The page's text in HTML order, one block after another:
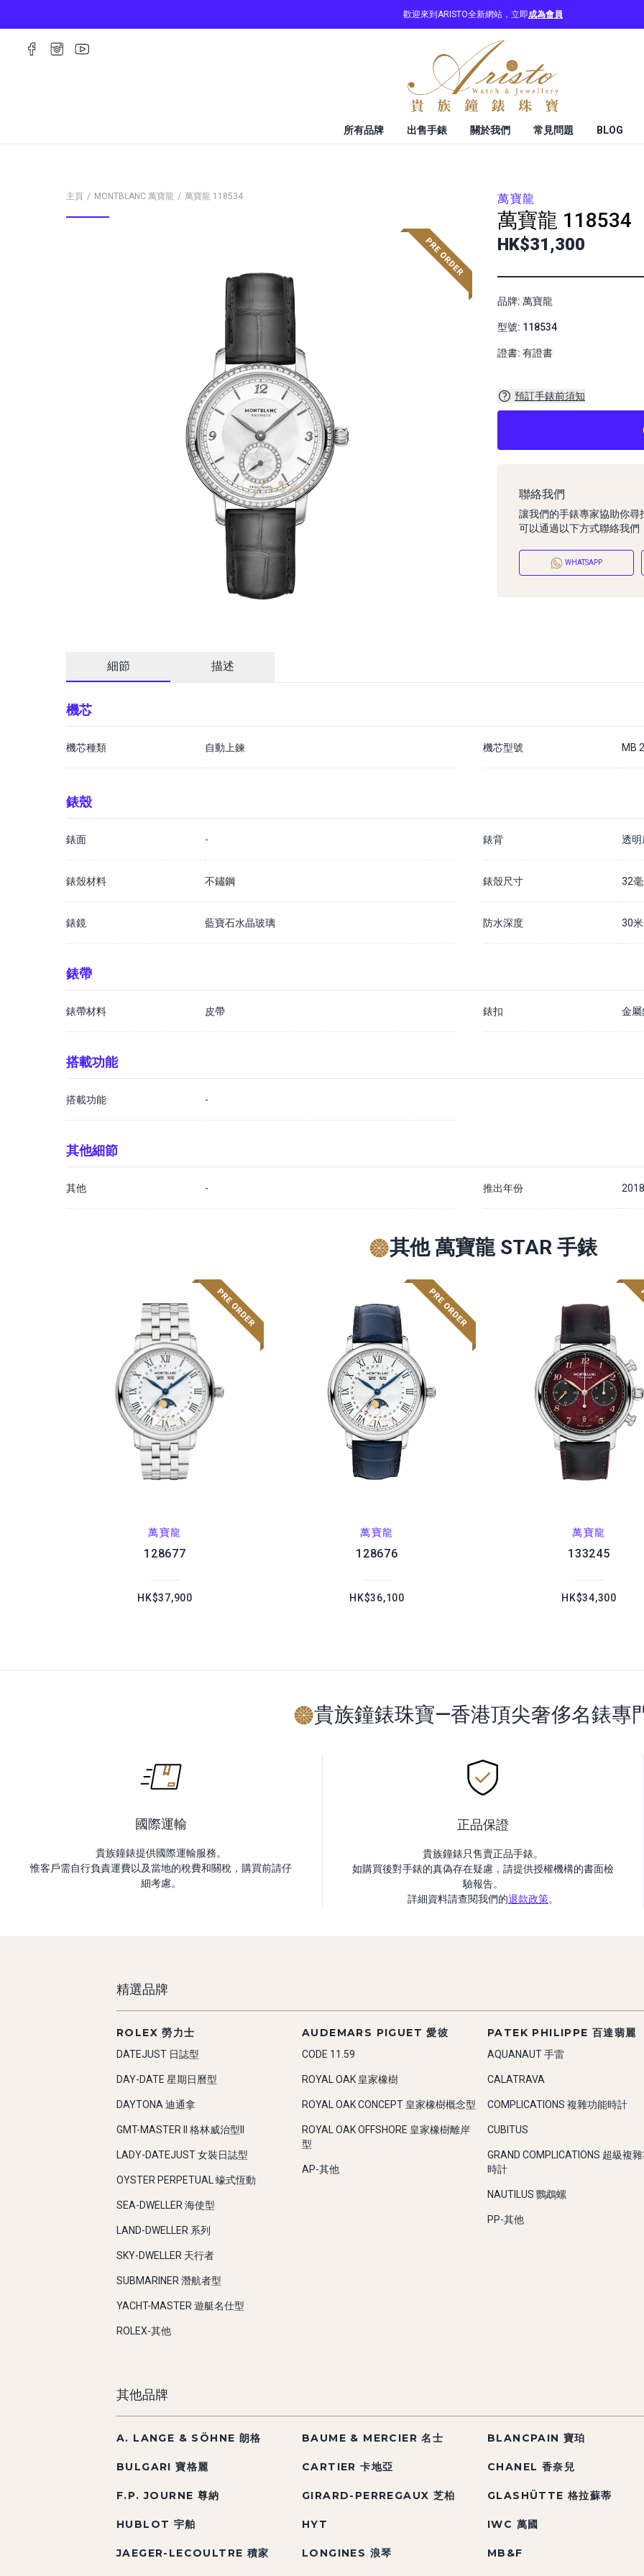
歡迎來到ARISTO全新網站，立即成為會員
所有品牌 出售手錶 關於我們 常見問題 BLOG
主頁 MONTBLANC 萬寶龍 萬寶龍 118534 萬寶龍
萬寶龍 118534
HK$31,300
品牌: 萬寶龍
型號: 118534
證書: 有證書
預訂手錶前須知
通常情況下，我們預計訂購時間為 7 - 14 個工作日內
詳情請瀏覽我們的預購訂金政策
聯絡我們
讓我們的手錶專家協助你尋
可以通過以下方式聯絡我們
WHATSAPP
細節 描述
機芯
機芯種類 自動上鍊 機芯型號 MB
錶殼
錶面 - 錶背 透
錶殼材料 不鏽鋼 錶殼尺寸 32
錶鏡 藍寶石水晶玻璃 防水深度 30米
錶帶
錶帶材料 皮帶 錶扣 金
搭載功能
搭載功能 -
其他細節
其他 - 推出年份
其他 萬寶龍 STAR 手錶
萬寶龍
128677
HK$37,900
萬寶龍
128676
HK$36,100
萬寶龍
133245
HK$34,300
貴族鐘錶珠寶—香港頂尖奢侈名錶專
國際運輸
貴族鐘錶提供國際運輸服務。
惟客戶需自行負責運費以及當地的稅費和關稅，購買前請仔
細考慮。
正品保證
貴族鐘錶只售賣正品手錶。
如購買後對手錶的真偽存在疑慮，請提供授權機構的書面檢
驗報告。
詳細資料請查閱我們的退款政策。
精選品牌
ROLEX 勞力士
DATEJUST 日誌型
DAY-DATE 星期日曆型
DAYTONA 迪通拿
GMT-MASTER II 格林威治型II
LADY-DATEJUST 女裝日誌型
OYSTER PERPETUAL 蠔式恆動
SEA-DWELLER 海使型
LAND-DWELLER 系列
SKY-DWELLER 天行者
SUBMARINER 潛航者型
YACHT-MASTER 遊艇名仕型
ROLEX-其他
AUDEMARS PIGUET 愛彼
CODE 11.59
ROYAL OAK 皇家橡樹
ROYAL OAK CONCEPT 皇家橡樹概念型
ROYAL OAK OFFSHORE 皇家橡樹離岸
型
AP-其他
PATEK PHILIPPE 百達翡麗
AQUANAUT 手雷
CALATRAVA
COMPLICATIONS 複雜功能時計
CUBITUS
GRAND COMPLICATIONS 超級複
時計
NAUTILUS 鸚鵡螺
PP-其他
其他品牌
A. LANGE & SÖHNE 朗格 BAUME & MERCIER 名士 BLANCPAIN 寶珀
BULGARI 寶格麗 CARTIER 卡地亞 CHANEL 香奈兒
F.P. JOURNE 尊納 GIRARD-PERREGAUX 芝柏 GLASHÜTTE 格拉蘇蒂
HUBLOT 宇舶 HYT IWC 萬國
JAEGER-LECOULTRE 積家 LONGINES 浪琴 MB&F